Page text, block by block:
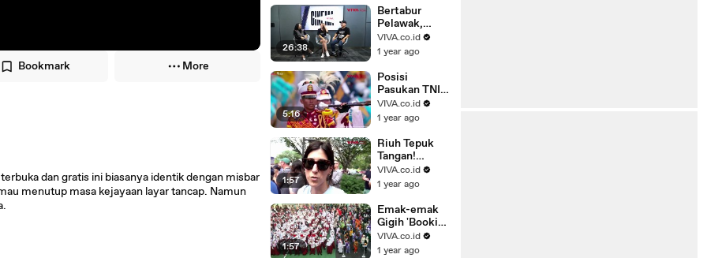
Bookmark More
dan gratis ini biasanya identik dengan misbar
menutup masa kejayaan layar tancap. Namun
Lawu
26:38
Bertabur
Pelawak,
Rachel
Oldham
Renaga
Tahier?
VIVA.co.id
1 year ago
5:16
Posisi
Pasukan TNI
Dalam
Pembuka
2025
VIVA.co.id
1 year ago
1:57
Riuh Tepuk
Tangan!
Gedung
Kemlu AS
Mata Buntut..
VIVA.co.id
1 year ago
1:57
Emak-emak
Gigih 'Booking
Kursi' Paling
Depan Bagi
VIVA.co.id
1 year ago